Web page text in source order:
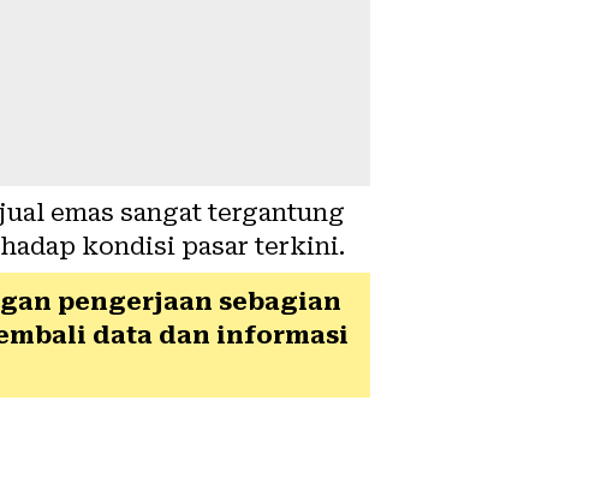
emas sangat tergantung
kondisi pasar terkini.
pengerjaan sebagian
data dan informasi